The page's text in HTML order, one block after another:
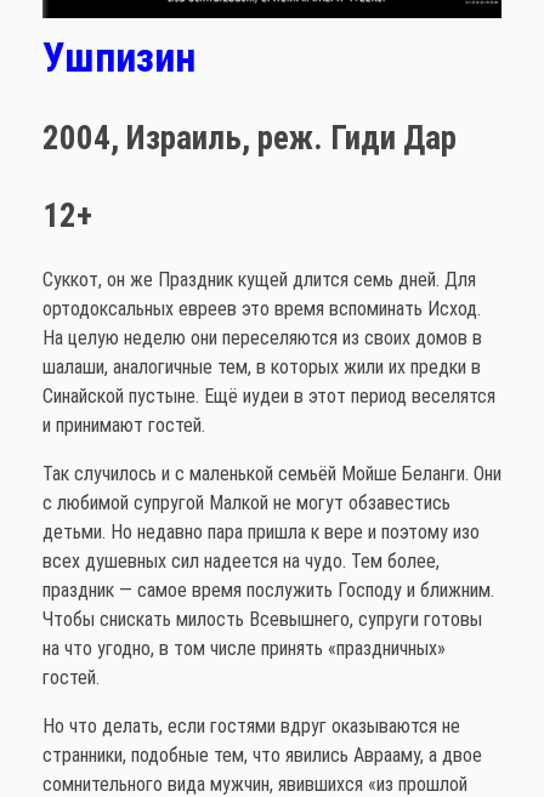
Ушпизин
2004, Израиль, реж. Гиди Дар
12+
Суккот, он же Праздник кущей длится семь дней. Для
ортодоксальных евреев это время вспоминать Исход.
На целую неделю они переселяются из своих домов в
шалаши, аналогичные тем, в которых жили их предки в
Синайской пустыне. Ещё иудеи в этот период веселятся
и принимают гостей.
Так случилось и с маленькой семьёй Мойше Беланги. Они
с любимой супругой Малкой не могут обзавестись
детьми. Но недавно пара пришла к вере и поэтому изо
всех душевных сил надеется на чудо. Тем более,
праздник — самое время послужить Господу и ближним.
Чтобы снискать милость Всевышнего, супруги готовы
на что угодно, в том числе принять «праздничных»
гостей.
Но что делать, если гостями вдруг оказываются не
странники, подобные тем, что явились Аврааму, а двое
сомнительного вида мужчин, явившихся «из прошлой